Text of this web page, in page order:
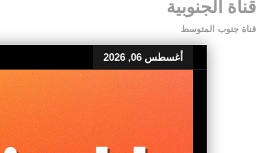
قناة الجنوبية
قناة جنوب المتوسط
أغسطس 06, 2026